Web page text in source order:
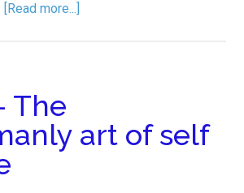
[Read more...]
The
art of self